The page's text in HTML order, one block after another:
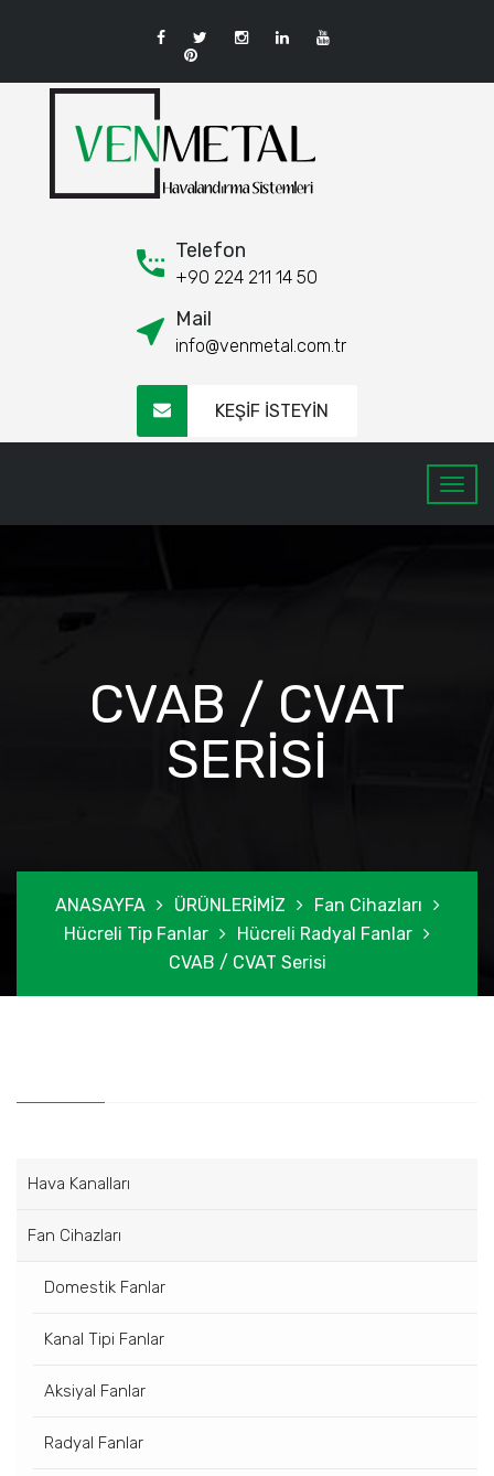
Telefon
+90 224 211 14 50
Mail
info@venmetal.com.tr
KEŞİF İSTEYİN
CVAB / CVAT
SERISI
ANASAYFA ÜRÜNLERİMİZ
Fan Cihazları
Hücreli Tip Fanlar
Hücreli Radyal Fanlar
CVAB / CVAT Serisi
Hava Kanalları
Fan Cihazları
Domestik Fanlar
Kanal Tipi Fanlar
Aksiyal Fanlar
Radyal Fanlar